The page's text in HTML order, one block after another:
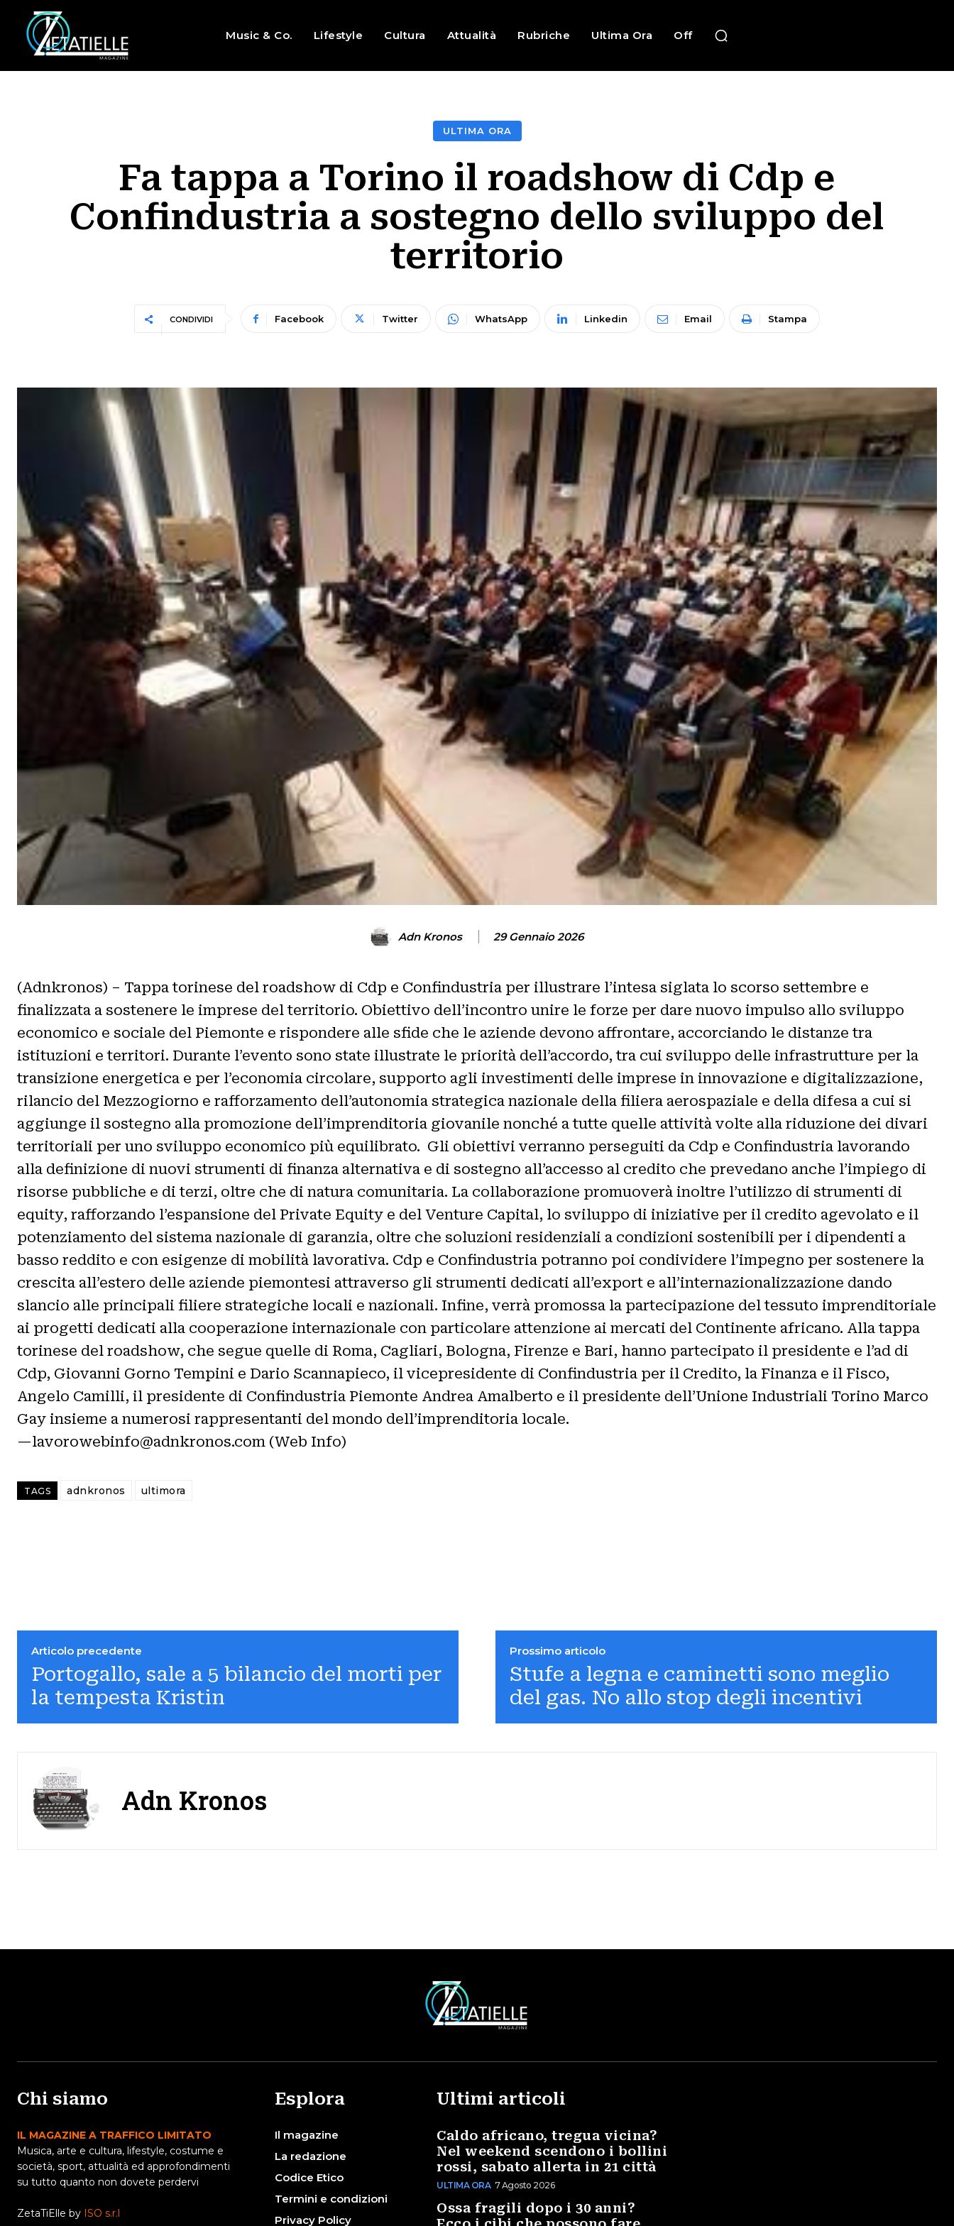
Music & Co. Lifestyle Cultura Attualità Rubriche Ultima Ora Off
ULTIMA ORA
Fa tappa a Torino il roadshow di Cdp e
Confindustria a sostegno dello sviluppo del
territorio
CONDIVIDI Facebook Twitter WhatsApp Linkedin Email Stampa
Adn Kronos 29 Gennaio 2026
(Adnkronos) – Tappa torinese del roadshow di Cdp e Confindustria per illustrare l’intesa siglata lo scorso settembre e
finalizzata a sostenere le imprese del territorio. Obiettivo dell’incontro unire le forze per dare nuovo impulso allo sviluppo
economico e sociale del Piemonte e rispondere alle sfide che le aziende devono affrontare, accorciando le distanze tra
istituzioni e territori. Durante l’evento sono state illustrate le priorità dell’accordo, tra cui sviluppo delle infrastrutture per la
transizione energetica e per l’economia circolare, supporto agli investimenti delle imprese in innovazione e digitalizzazione,
rilancio del Mezzogiorno e rafforzamento dell’autonomia strategica nazionale della filiera aerospaziale e della difesa a cui si
aggiunge il sostegno alla promozione dell’imprenditoria giovanile nonché a tutte quelle attività volte alla riduzione dei divari
territoriali per uno sviluppo economico più equilibrato. Gli obiettivi verranno perseguiti da Cdp e Confindustria lavorando
alla definizione di nuovi strumenti di finanza alternativa e di sostegno all’accesso al credito che prevedano anche l’impiego di
risorse pubbliche e di terzi, oltre che di natura comunitaria. La collaborazione promuoverà inoltre l’utilizzo di strumenti di
equity, rafforzando l’espansione del Private Equity e del Venture Capital, lo sviluppo di iniziative per il credito agevolato e il
potenziamento del sistema nazionale di garanzia, oltre che soluzioni residenziali a condizioni sostenibili per i dipendenti a
basso reddito e con esigenze di mobilità lavorativa. Cdp e Confindustria potranno poi condividere l’impegno per sostenere la
crescita all’estero delle aziende piemontesi attraverso gli strumenti dedicati all’export e all’internazionalizzazione dando
slancio alle principali filiere strategiche locali e nazionali. Infine, verrà promossa la partecipazione del tessuto imprenditoriale
ai progetti dedicati alla cooperazione internazionale con particolare attenzione ai mercati del Continente africano. Alla tappa
torinese del roadshow, che segue quelle di Roma, Cagliari, Bologna, Firenze e Bari, hanno partecipato il presidente e l’ad di
Cdp, Giovanni Gorno Tempini e Dario Scannapieco, il vicepresidente di Confindustria per il Credito, la Finanza e il Fisco,
Angelo Camilli, il presidente di Confindustria Piemonte Andrea Amalberto e il presidente dell’Unione Industriali Torino Marco
Gay insieme a numerosi rappresentanti del mondo dell’imprenditoria locale.
—lavorowebinfo@adnkronos.com (Web Info)
TAGS adnkronos ultimora
Articolo precedente
Portogallo, sale a 5 bilancio del morti per
la tempesta Kristin
Prossimo articolo
Stufe a legna e caminetti sono meglio
del gas. No allo stop degli incentivi
Adn Kronos
Chi siamo
IL MAGAZINE A TRAFFICO LIMITATO
Musica, arte e cultura, lifestyle, costume e
società, sport, attualità ed approfondimenti
su tutto quanto non dovete perdervi
ZetaTiElle by ISO s.r.l
Esplora
Il magazine
La redazione
Codice Etico
Termini e condizioni
Privacy Policy
Ultimi articoli
Caldo africano, tregua vicina?
Nel weekend scendono i bollini
rossi, sabato allerta in 21 città
ULTIMA ORA 7 Agosto 2026
Ossa fragili dopo i 30 anni?